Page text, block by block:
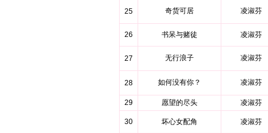
25 奇货可居 凌淑芬
26 书呆与赌徒 凌淑芬
27 无行浪子 凌淑芬
28 如何没有你？ 凌淑芬
29 愿望的尽头 凌淑芬
30 坏心女配角 凌淑芬